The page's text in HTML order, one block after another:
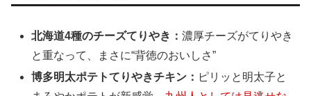
北海道4種のチーズてりやき：濃厚チーズがてりやき
と重なって、まさに“背徳のおいしさ”
博多明太ポテトてりやきチキン： ピリッと明太子と